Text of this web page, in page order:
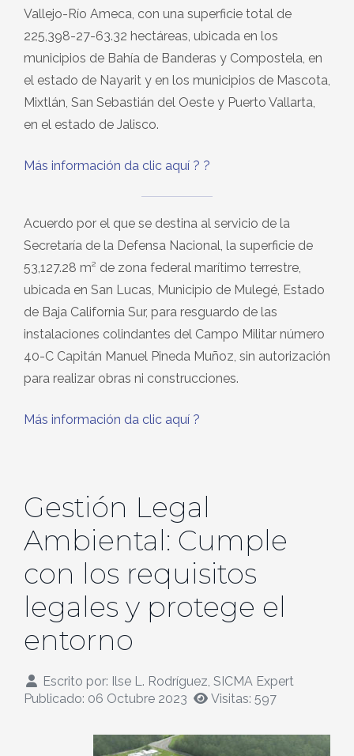
Vallejo-Río Ameca, con una superficie total de
225,398-27-63.32 hectáreas, ubicada en los
municipios de Bahía de Banderas y Compostela, en
el estado de Nayarit y en los municipios de Mascota,
Mixtlán, San Sebastián del Oeste y Puerto Vallarta,
en el estado de Jalisco.
Más información da clic aquí ? ?
Acuerdo por el que se destina al servicio de la
Secretaría de la Defensa Nacional, la superficie de
53,127.28 m² de zona federal marítimo terrestre,
ubicada en San Lucas, Municipio de Mulegé, Estado
de Baja California Sur, para resguardo de las
instalaciones colindantes del Campo Militar número
40-C Capitán Manuel Pineda Muñoz, sin autorización
para realizar obras ni construcciones.
Más información da clic aquí ?
Gestión Legal
Ambiental: Cumple
con los requisitos
legales y protege el
entorno
Escrito por: Ilse L. Rodríguez, SICMA Expert
Publicado: 06 Octubre 2023
Visitas: 597